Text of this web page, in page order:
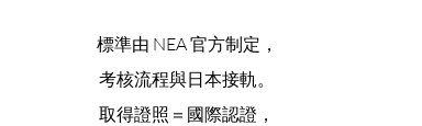
標準由 NEA 官方制定，
考核流程與日本接軌。
取得證照＝國際認證，